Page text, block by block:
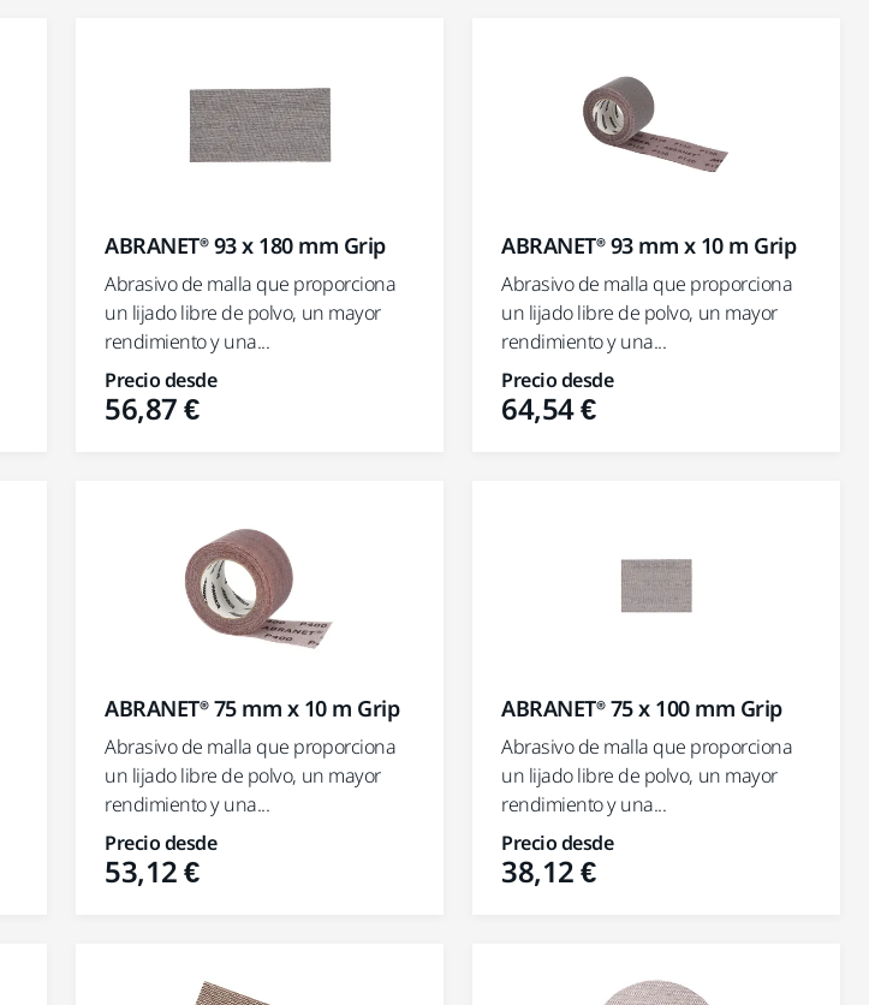
ABRANET® 93 x 180 mm Grip
Abrasivo de malla que proporciona
un lijado libre de polvo, un mayor
rendimiento y una...
Precio desde
56,87 €
ABRANET® 93 mm x 10 m Grip
Abrasivo de malla que proporciona
un lijado libre de polvo, un mayor
rendimiento y una...
Precio desde
64,54 €
ABRANET® 75 mm x 10 m Grip
Abrasivo de malla que proporciona
un lijado libre de polvo, un mayor
rendimiento y una...
Precio desde
53,12 €
ABRANET® 75 x 100 mm Grip
Abrasivo de malla que proporciona
un lijado libre de polvo, un mayor
rendimiento y una...
Precio desde
38,12 €